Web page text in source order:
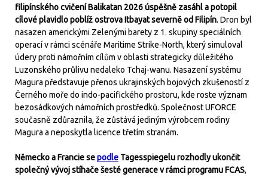
filipínského cvičení Balikatan 2026 úspěšně zasáhl a potopil
cílové plavidlo poblíž ostrova Itbayat severně od Filipín. Dron byl
nasazen americkými Zelenými barety z 1. skupiny speciálních
operací v rámci scénáře Maritime Strike-North, který simuloval
údery proti námořním cílům v oblasti strategicky důležitého
Luzonského průlivu nedaleko Tchaj-wanu. Nasazení systému
Magura představuje přenos ukrajinských bojových zkušeností z
Černého moře do indo-pacifického prostoru, kde roste význam
bezosádkových námořních prostředků. Společnost UFORCE
současně zdůraznila, že zůstává jediným výrobcem rodiny
Magura a neposkytla licence třetím stranám.
Německo a Francie sepodle Tagesspiegelu rozhodly ukončit
společný vývoj stíhače šesté generace v rámci programu FCAS,